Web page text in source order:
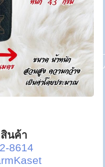
นค้า
8614